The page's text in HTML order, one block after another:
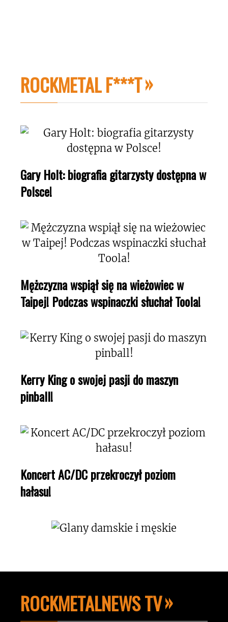
ROCKMETAL F***T
Gary Holt: biografia gitarzysty dostępna w
Polsce!
Mężczyzna wspiął się na wieżowiec w
Taipej! Podczas wspinaczki słuchał Toola!
Kerry King o swojej pasji do maszyn
pinball!
Koncert AC/DC przekroczył poziom
hałasu!
ROCKMETALNEWS TV